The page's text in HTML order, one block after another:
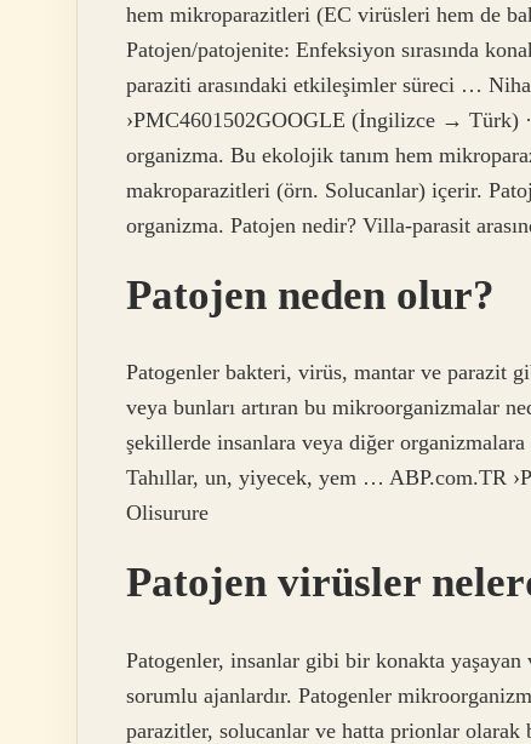
hem mikroparazitleri (EC virüsleri hem de
Patojen/patojenite: Enfeksiyon sırasında
paraziti arasındaki etkileşimler süreci …
›PMC4601502GOOGLE (İngilizce → Türk)
organizma. Bu ekolojik tanım hem
makroparazitleri (örn. Solucanlar) içerir.
organizma. Patojen nedir? Villa-parasit
Patojen neden olur?
Patogenler bakteri, virüs, mantar ve parazit
veya bunları artıran bu mikroorganizmalar
şekillerde insanlara veya diğer
Tahıllar, un, yiyecek, yem … ABP.com.TR
Olisurure
Patojen virüsler
Patogenler, insanlar gibi bir konakta
sorumlu ajanlardır. Patogenler
parazitler, solucanlar ve hatta prionlar